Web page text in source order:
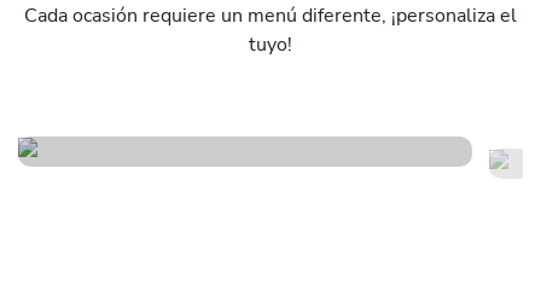
Cada ocasión requiere un menú diferente, ¡personaliza el
tuyo!